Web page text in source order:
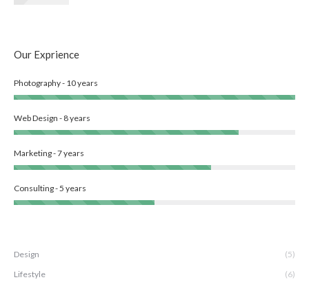
Our Exprience
Photography - 10 years
Web Design - 8 years
Marketing - 7 years
Consulting - 5 years
Design
(5)
Lifestyle
(6)